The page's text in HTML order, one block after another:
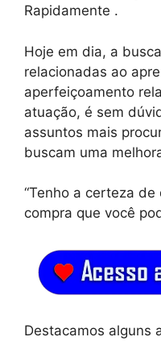
Rapidamente .
Hoje em dia, a
relacionadas ao
aperfeiçoamento
atuação, é sem
assuntos mais
buscam uma
“Tenho a certeza
compra que você
Destacamos alguns